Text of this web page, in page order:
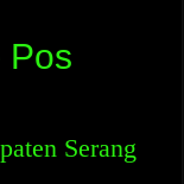
Pos
Serang